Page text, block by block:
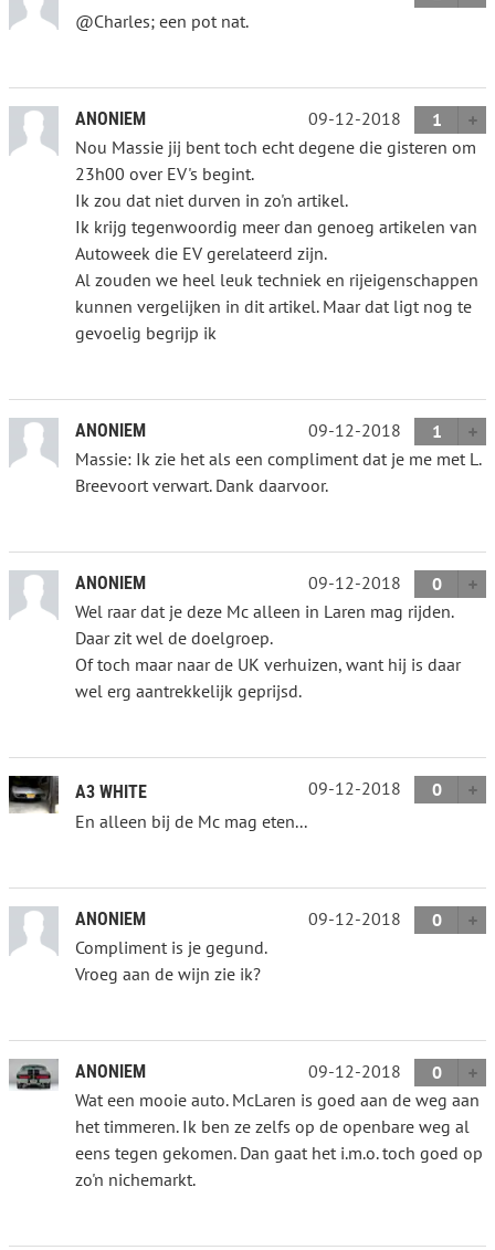
@Charles; een pot nat.
ANONIEM 09-12-2018
1
Nou Massie jij bent toch echt degene die gisteren om
23h00 over EV's begint.
Ik zou dat niet durven in zo'n artikel.
Ik krijg tegenwoordig meer dan genoeg artikelen van
Autoweek die EV gerelateerd zijn.
Al zouden we heel leuk techniek en rijeigenschappen
kunnen vergelijken in dit artikel. Maar dat ligt nog te
gevoelig begrijp ik
ANONIEM 09-12-2018
1
Massie: Ik zie het als een compliment dat je me met L.
Breevoort verwart. Dank daarvoor.
ANONIEM 09-12-2018
0
Wel raar dat je deze Mc alleen in Laren mag rijden.
Daar zit wel de doelgroep.
Of toch maar naar de UK verhuizen, want hij is daar
wel erg aantrekkelijk geprijsd.
A3 WHITE 09-12-2018
0
En alleen bij de Mc mag eten...
ANONIEM 09-12-2018
0
Compliment is je gegund.
Vroeg aan de wijn zie ik?
ANONIEM 09-12-2018
0
Wat een mooie auto. McLaren is goed aan de weg aan
het timmeren. Ik ben ze zelfs op de openbare weg al
eens tegen gekomen. Dan gaat het i.m.o. toch goed op
zo'n nichemarkt.